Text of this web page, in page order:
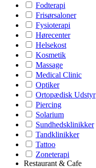
Fodterapi
Frisørsaloner
Fysioterapi
Hørecenter
Helsekost
Kosmetik
Massage
Medical Clinic
Optiker
Ortopædisk Udstyr
Piercing
Solarium
Sundhedsklinikker
Tandklinikker
Tattoo
Zoneterapi
Restaurant & Cafe